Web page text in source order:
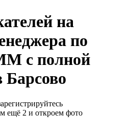
на
по
с полной
Барсово
ещё 2 и откроем фото